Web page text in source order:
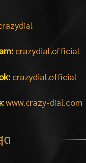
crazydial.official
crazydial.official
www.crazy-dial.com
ด